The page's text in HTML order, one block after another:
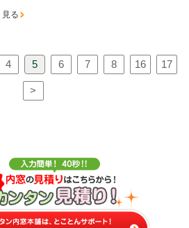
見る
4 5 6 7 8 16 17
>